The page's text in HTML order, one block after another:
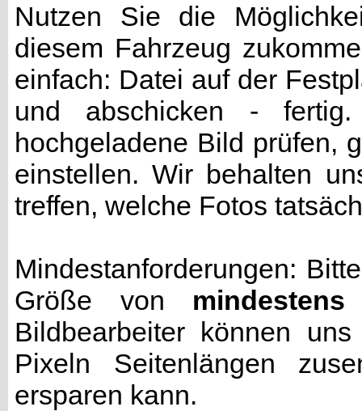
Nutzen Sie die
diesem Fahrzeug
einfach: Datei auf der
und abschicken -
hochgeladene Bild prüfen,
einstellen. Wir behalten
treffen, welche Fotos
Mindestanforderungen:
Größe von
Bildbearbeiter können
Pixeln Seitenlängen
ersparen kann.